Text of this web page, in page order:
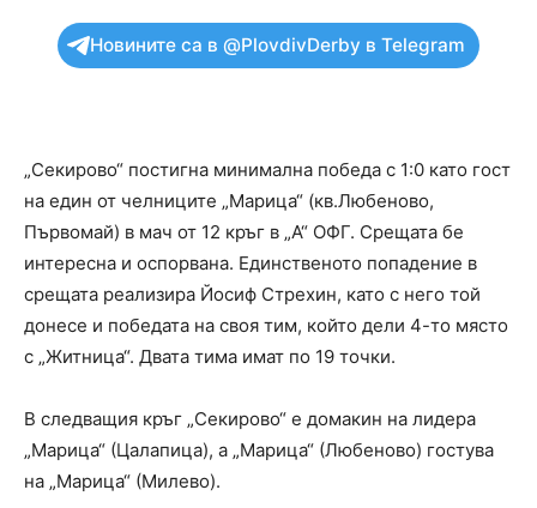
Новините са в @PlovdivDerby в Telegram
„Секирово“ постигна минимална победа с 1:0 като гост
на един от челниците „Марица“ (кв.Любеново,
Първомай) в мач от 12 кръг в „А“ ОФГ. Срещата бе
интересна и оспорвана. Единственото попадение в
срещата реализира Йосиф Стрехин, като с него той
донесе и победата на своя тим, който дели 4-то място
с „Житница“. Двата тима имат по 19 точки.
В следващия кръг „Секирово“ е домакин на лидера
„Марица“ (Цалапица), а „Марица“ (Любеново) гостува
на „Марица“ (Милево).